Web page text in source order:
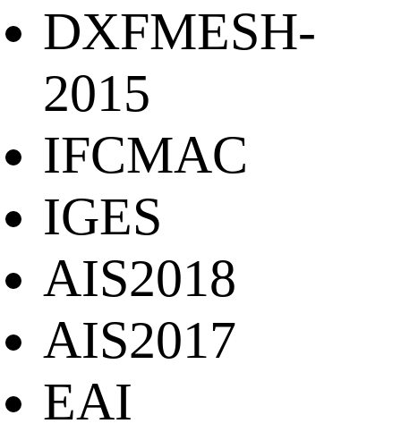
DXFMESH-
2015
IFCMAC
IGES
AIS2018
AIS2017
EAI